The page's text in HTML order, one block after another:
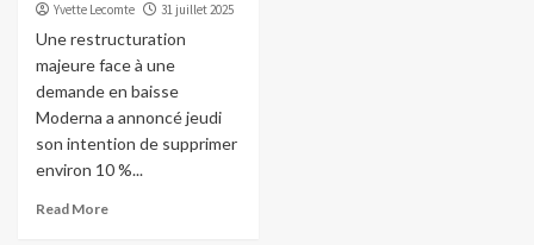
Yvette Lecomte 31 juillet 2025
Une restructuration
majeure face à une
demande en baisse
Moderna a annoncé jeudi
son intention de supprimer
environ 10 %...
Read More